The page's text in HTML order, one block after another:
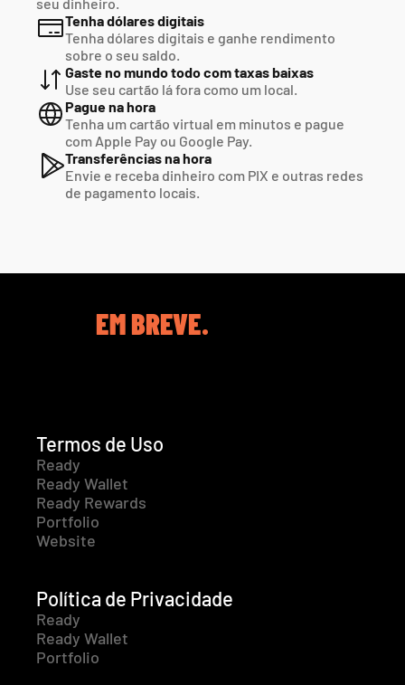
Tenha dólares digitais
Tenha dólares digitais e ganhe rendimento
sobre o seu saldo.
Gaste no mundo todo com taxas baixas
Use seu cartão lá fora como um local.
Pague na hora
Tenha um cartão virtual em minutos e pague
com Apple Pay ou Google Pay.
Transferências na hora
Envie e receba dinheiro com PIX e outras redes
de pagamento locais.
EM BREVE.
Termos de Uso
Ready
Ready Wallet
Ready Rewards
Portfolio
Website
Política de Privacidade
Ready
Ready Wallet
Portfolio